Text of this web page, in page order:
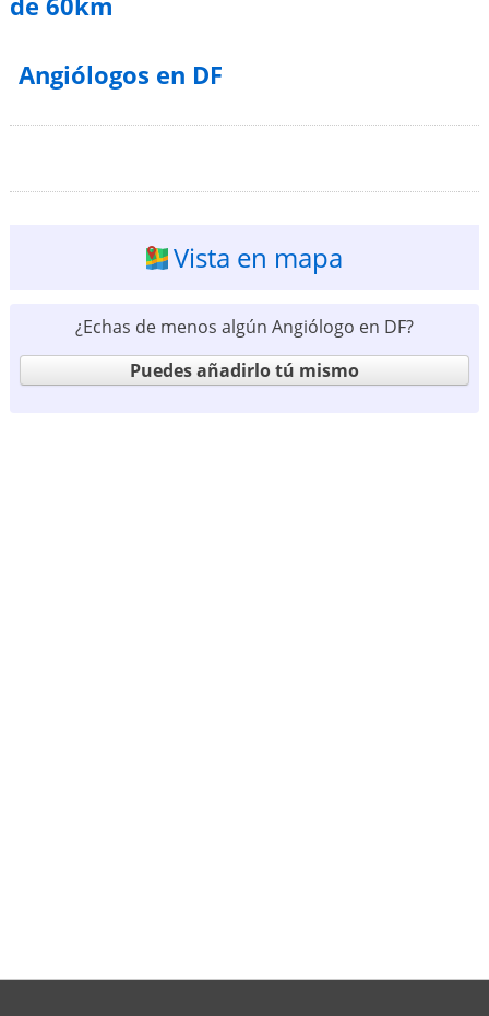
Angiólogos en DF
Vista en mapa
¿Echas de menos algún Angiólogo en DF?
Puedes añadirlo tú mismo